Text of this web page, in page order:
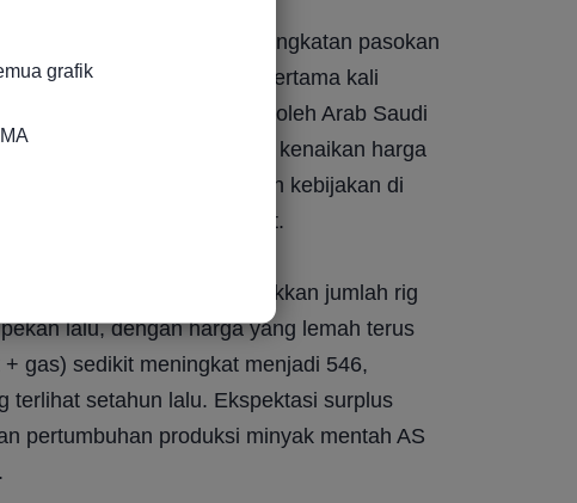
kembali penangguhan peningkatan pasokan
selama tiga bulan yang pertama kali
utama, yang dipimpin oleh Arab Saudi
tersebut meskipun terjadi kenaikan harga
tidak memberikan panduan kebijakan di
berikutnya pada 1 Maret.
Baker Hughes menunjukkan jumlah rig
lalu, dengan harga yang lemah terus
gas) sedikit meningkat menjadi 546,
terlihat setahun lalu. Ekspektasi surplus
pertumbuhan produksi minyak mentah AS
grafik